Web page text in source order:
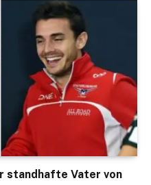
standhafte Vater von